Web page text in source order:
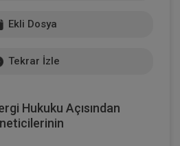
Ekli Dosya
Tekrar İzle
Hukuku Açısından